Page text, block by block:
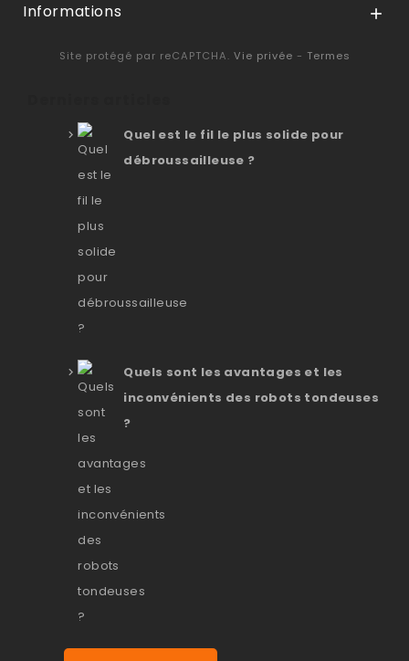
Informations 
Site protégé par reCAPTCHA. Vie privée - Termes
Quel est le fil le plus solide pour
débroussailleuse ?
Quels sont les avantages et les
inconvénients des robots tondeuses
?